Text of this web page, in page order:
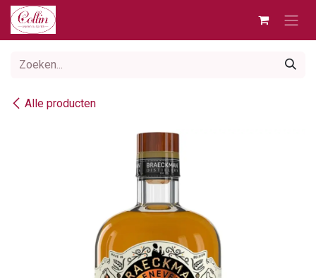
Overslaan naar inhoud
Alle producten